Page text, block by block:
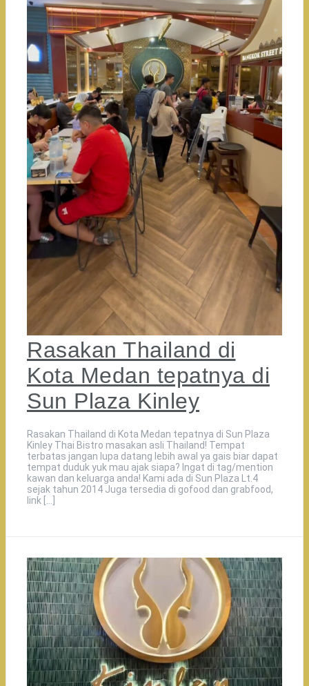
Rasakan Thailand di
Kota Medan tepatnya di
Sun Plaza Kinley
Rasakan Thailand di Kota Medan tepatnya di Sun Plaza
Kinley Thai Bistro masakan asli Thailand! Tempat
terbatas jangan lupa datang lebih awal ya gais biar dapat
tempat duduk yuk mau ajak siapa? Ingat di tag/mention
kawan dan keluarga anda! Kami ada di Sun Plaza Lt.4
sejak tahun 2014 Juga tersedia di gofood dan grabfood,
link […]